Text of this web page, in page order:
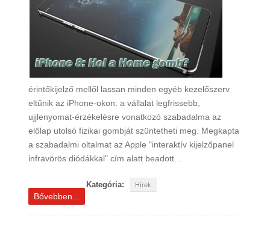
érintőkijelző mellől lassan minden egyéb kezelőszerv
eltűnik az iPhone-okon: a vállalat legfrissebb,
ujjlenyomat-érzékelésre vonatkozó szabadalma az
előlap utolsó fizikai gombját szüntetheti meg. Megkapta
a szabadalmi oltalmat az Apple "interaktív kijelzőpanel
infravörös diódákkal" cím alatt beadott…
Kategória: Hírek
Bővebben...